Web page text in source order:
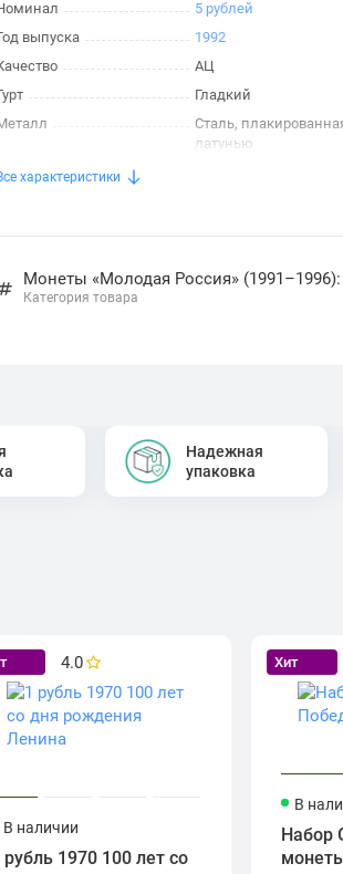
5 рублей
выпуска
1992
АЦ
Гладкий
Сталь,
латунью
характеристики
Монеты «Молодая Россия»
Категория товара
Надежная
упаковка
4.0
В наличии
рубль 1970 100 лет со
Хит
В
Набор